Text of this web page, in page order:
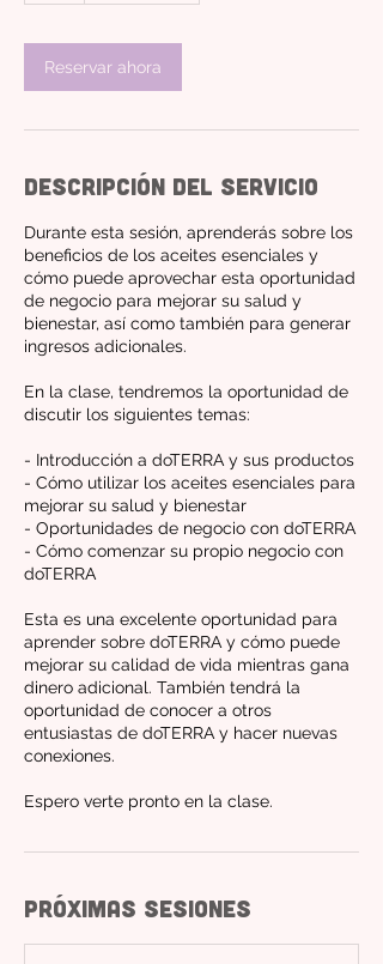
Reservar ahora
Descripción del servicio
Durante esta sesión, aprenderás sobre los
beneficios de los aceites esenciales y
cómo puede aprovechar esta oportunidad
de negocio para mejorar su salud y
bienestar, así como también para generar
ingresos adicionales.
En la clase, tendremos la oportunidad de
discutir los siguientes temas:
- Introducción a doTERRA y sus productos
- Cómo utilizar los aceites esenciales para
mejorar su salud y bienestar
- Oportunidades de negocio con doTERRA
- Cómo comenzar su propio negocio con
doTERRA
Esta es una excelente oportunidad para
aprender sobre doTERRA y cómo puede
mejorar su calidad de vida mientras gana
dinero adicional. También tendrá la
oportunidad de conocer a otros
entusiastas de doTERRA y hacer nuevas
conexiones.
Espero verte pronto en la clase.
Próximas sesiones